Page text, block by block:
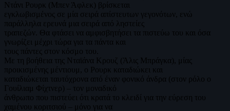
Ντάνι Ρουρκ (Μπεν Άφλεκ) βρίσκεται
εγκλωβισμένος σε μία σειρά απίστευτων γεγονότων, ενώ
παράλληλα ερευνά μια σειρά από ληστείες
τραπεζών. Θα φτάσει να αμφισβητήσει τα πιστεύω του και όσα
γνωρίζει μέχρι τώρα για τα πάντα και
τους πάντες στον κόσμο του.
Με τη βοήθεια της Νταϊάνα Κρουζ (Άλις Μπράγκα), μίας
προικισμένης μέντιουμ, ο Ρουρκ καταδιώκει και
καταδιώκεται ταυτόχρονα από έναν φονικό άνδρα (στον ρόλο ο
Γουίλιαμ Φίχτνερ) – τον μοναδικό
άνθρωπο που πιστεύει ότι κρατά το κλειδί για την εύρεση του
χαμένου κοριτσιού – μόνο για να